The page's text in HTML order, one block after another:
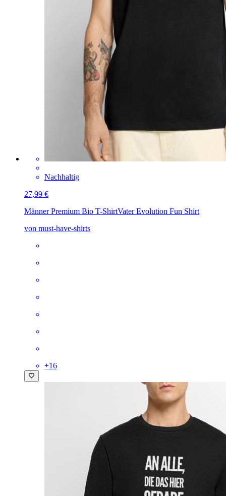
Nachhaltig
27,99 €
Männer Premium Bio T-ShirtVater Evolution Fun Shirt
von must-have-shirts
+16